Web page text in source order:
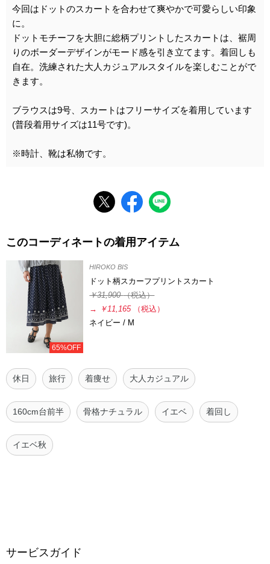
今回はドットのスカートを合わせて爽やかで可愛らしい印象
に。
ドットモチーフを大胆に総柄プリントしたスカートは、裾周
りのボーダーデザインがモード感を引き立てます。着回しも
自在。洗練された大人カジュアルスタイルを楽しむことがで
きます。
ブラウスは9号、スカートはフリーサイズを着用しています
(普段着用サイズは11号です)。
※時計、靴は私物です。
このコーディネートの着用アイテム
65%OFF
HIROKO BIS
ドット柄スカーフプリントスカート
￥31,900（税込）
→
￥11,165
（税込）
ネイビー / M
休日 旅行 着痩せ 大人カジュアル
160cm台前半 骨格ナチュラル イエベ 着回し
イエベ秋
サービスガイド